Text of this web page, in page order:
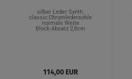
silber Leder Synth.
classic:Chromledersohle
normale Weite
Block-Absatz 2,8cm
114,00 EUR